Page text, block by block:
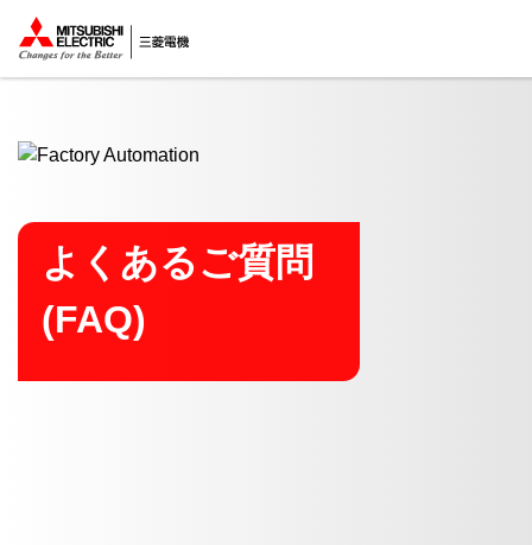
ここから本文
よくあるご質問
(FAQ)